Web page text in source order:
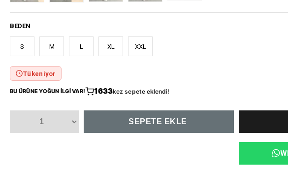
BEDEN
S M L XL XXL
Tükeniyor
BU ÜRÜNE YOĞUN İLGİ VAR! 1633kez sepete eklendi!